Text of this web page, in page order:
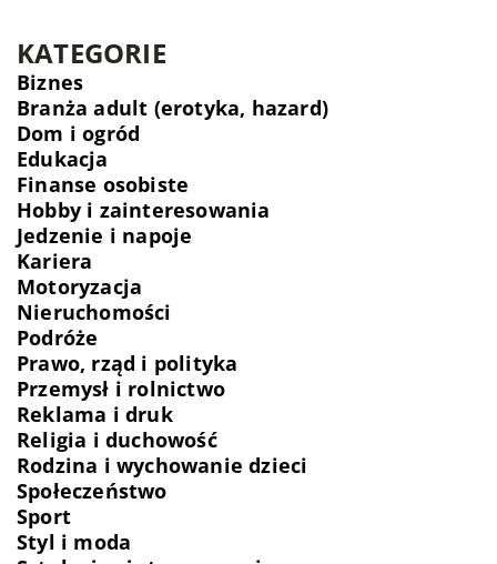
KATEGORIE
Biznes
Branża adult (erotyka, hazard)
Dom i ogród
Edukacja
Finanse osobiste
Hobby i zainteresowania
Jedzenie i napoje
Kariera
Motoryzacja
Nieruchomości
Podróże
Prawo, rząd i polityka
Przemysł i rolnictwo
Reklama i druk
Religia i duchowość
Rodzina i wychowanie dzieci
Społeczeństwo
Sport
Styl i moda